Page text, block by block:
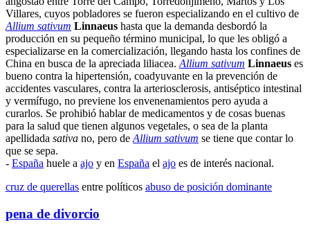
Villares, cuyos pobladores se fueron especializando en el cultivo de
Allium sativum Linnaeus hasta que la demanda desbordó la
producción en su pequeño término municipal, lo que les obligó a
especializarse en la comercialización, llegando hasta los confines de
China en busca de la apreciada liliacea. Allium sativum Linnaeus es
bueno contra la hipertensión, coadyuvante en la prevención de
accidentes vasculares, contra la arteriosclerosis, antiséptico intestinal
y vermífugo, no previene los envenenamientos pero ayuda a
curarlos. Se prohibió hablar de medicamentos y de cosas buenas
para la salud que tienen algunos vegetales, o sea de la planta
apellidada sativa no, pero de Allium sativum se tiene que contar lo
que se sepa.
- España huele a ajo y en España el ajo es de interés nacional.
cruz de querellas entre políticos abuso de posición dominante
pena de divorcio